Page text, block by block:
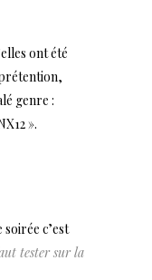
ont été
genre :
».
c’est
tester sur la